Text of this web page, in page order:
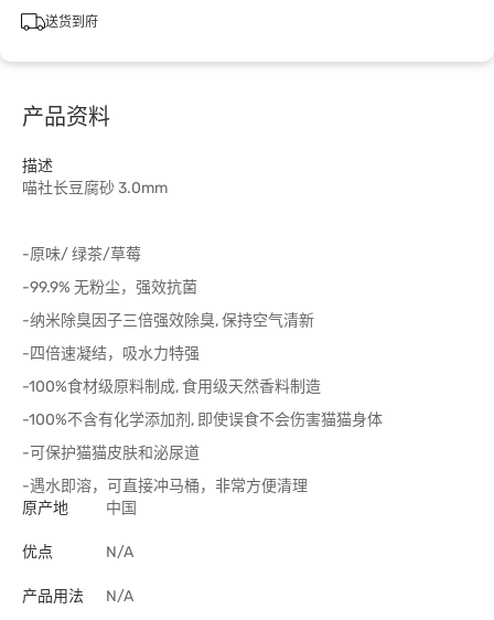
送货到府
产品资料
描述
喵社长豆腐砂 3.0mm
-原味/ 绿茶/草莓
-99.9% 无粉尘，强效抗菌
-纳米除臭因子三倍强效除臭, 保持空气清新
-四倍速凝结，吸水力特强
-100%食材级原料制成, 食用级天然香料制造
-100%不含有化学添加剂, 即使误食不会伤害猫猫身体
-可保护猫猫皮肤和泌尿道
-遇水即溶，可直接冲马桶，非常方便清理
原产地
中国
优点 N/A
产品用法 N/A